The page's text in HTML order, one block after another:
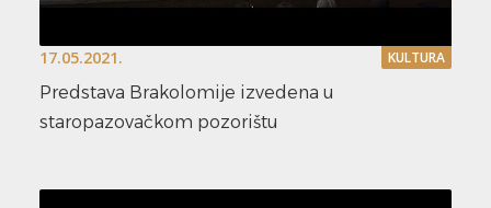
17.05.2021. KULTURA
Predstava Brakolomije izvedena u
staropazovačkom pozorištu